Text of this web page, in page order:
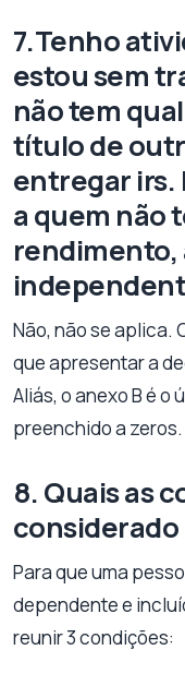
7.Tenho
estou sem
não tem
título de
entregar irs.
a quem não
Não, não se aplica.
que apresentar a
Aliás, o anexo B é o
preenchido a zeros.
8. Quais as
Para que uma
dependente e
reunir 3 condições: